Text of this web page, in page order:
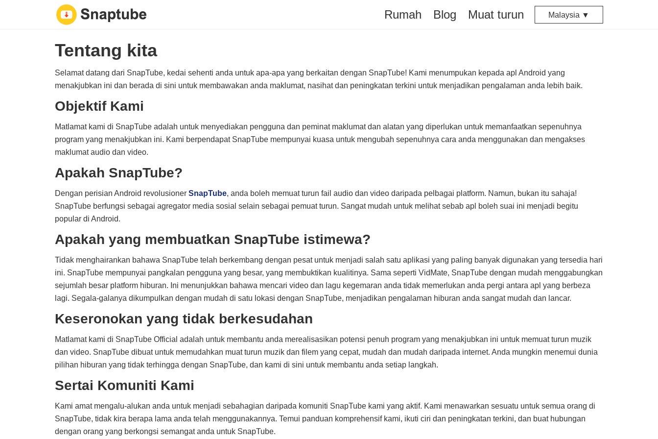
Rumah Blog Muat turun Malaysia ▼
Tentang kita
Selamat datang dari SnapTube, kedai sehenti anda untuk apa-apa yang berkaitan dengan SnapTube! Kami menumpukan kepada apl Android yang
menakjubkan ini dan berada di sini untuk membawakan anda maklumat, nasihat dan peningkatan terkini untuk menjadikan pengalaman anda lebih baik.
Objektif Kami
Matlamat kami di SnapTube adalah untuk menyediakan pengguna dan peminat maklumat dan alatan yang diperlukan untuk memanfaatkan sepenuhnya
program yang menakjubkan ini. Kami berpendapat SnapTube mempunyai kuasa untuk mengubah sepenuhnya cara anda menggunakan dan mengakses
maklumat audio dan video.
Apakah SnapTube?
Dengan perisian Android revolusioner SnapTube, anda boleh memuat turun fail audio dan video daripada pelbagai platform. Namun, bukan itu sahaja!
SnapTube berfungsi sebagai agregator media sosial selain sebagai pemuat turun. Sangat mudah untuk melihat sebab apl boleh suai ini menjadi begitu
popular di Android.
Apakah yang membuatkan SnapTube istimewa?
Tidak menghairankan bahawa SnapTube telah berkembang dengan pesat untuk menjadi salah satu aplikasi yang paling banyak digunakan yang tersedia hari
ini. SnapTube mempunyai pangkalan pengguna yang besar, yang membuktikan kualitinya. Sama seperti VidMate, SnapTube dengan mudah menggabungkan
sejumlah besar platform hiburan. Ini menunjukkan bahawa mencari video dan lagu kegemaran anda tidak memerlukan anda pergi antara apl yang berbeza
lagi. Segala-galanya dikumpulkan dengan mudah di satu lokasi dengan SnapTube, menjadikan pengalaman hiburan anda sangat mudah dan lancar.
Keseronokan yang tidak berkesudahan
Matlamat kami di SnapTube Official adalah untuk membantu anda merealisasikan potensi penuh program yang menakjubkan ini untuk memuat turun muzik
dan video. SnapTube dibuat untuk memudahkan muat turun muzik dan filem yang cepat, mudah dan mudah daripada internet. Anda mungkin menemui dunia
pilihan hiburan yang tidak terhingga dengan SnapTube, dan kami di sini untuk membantu anda setiap langkah.
Sertai Komuniti Kami
Kami amat mengalu-alukan anda untuk menjadi sebahagian daripada komuniti SnapTube kami yang aktif. Kami menawarkan sesuatu untuk semua orang di
SnapTube, tidak kira berapa lama anda telah menggunakannya. Temui panduan komprehensif kami, ikuti ciri dan peningkatan terkini, dan buat hubungan
dengan orang yang berkongsi semangat anda untuk SnapTube.